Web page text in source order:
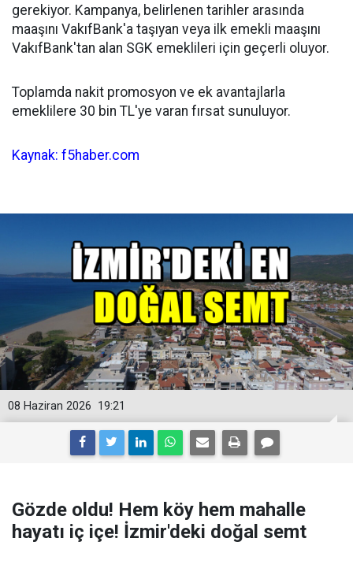
gerekiyor. Kampanya, belirlenen tarihler arasında
maaşını VakıfBank'a taşıyan veya ilk emekli maaşını
VakıfBank'tan alan SGK emeklileri için geçerli oluyor.
Toplamda nakit promosyon ve ek avantajlarla
emeklilere 30 bin TL'ye varan fırsat sunuluyor.
Kaynak: f5haber.com
19:21
08 Haziran 2026
Gözde oldu! Hem köy hem mahalle
hayatı iç içe! İzmir'deki doğal semt